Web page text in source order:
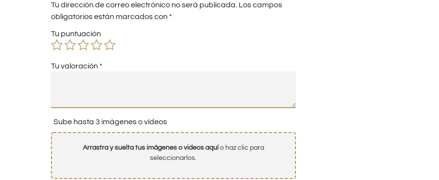
Tu dirección de correo electrónico no será publicada. Los campos
obligatorios están marcados con *
Tu puntuación
Tu valoración *
Sube hasta 3 imágenes o vídeos
Arrastra y suelta tus imágenes o videos aquío haz clic para
seleccionarlos.